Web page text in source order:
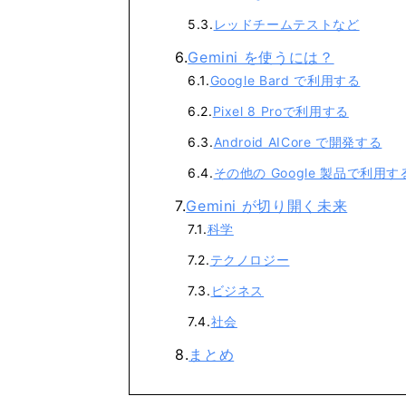
レッドチームテストなど
Gemini を使うには？
Google Bard で利用する
Pixel 8 Proで利用する
Android AICore で開発する
その他の Google 製品で利用す
Gemini が切り開く未来
科学
テクノロジー
ビジネス
社会
まとめ